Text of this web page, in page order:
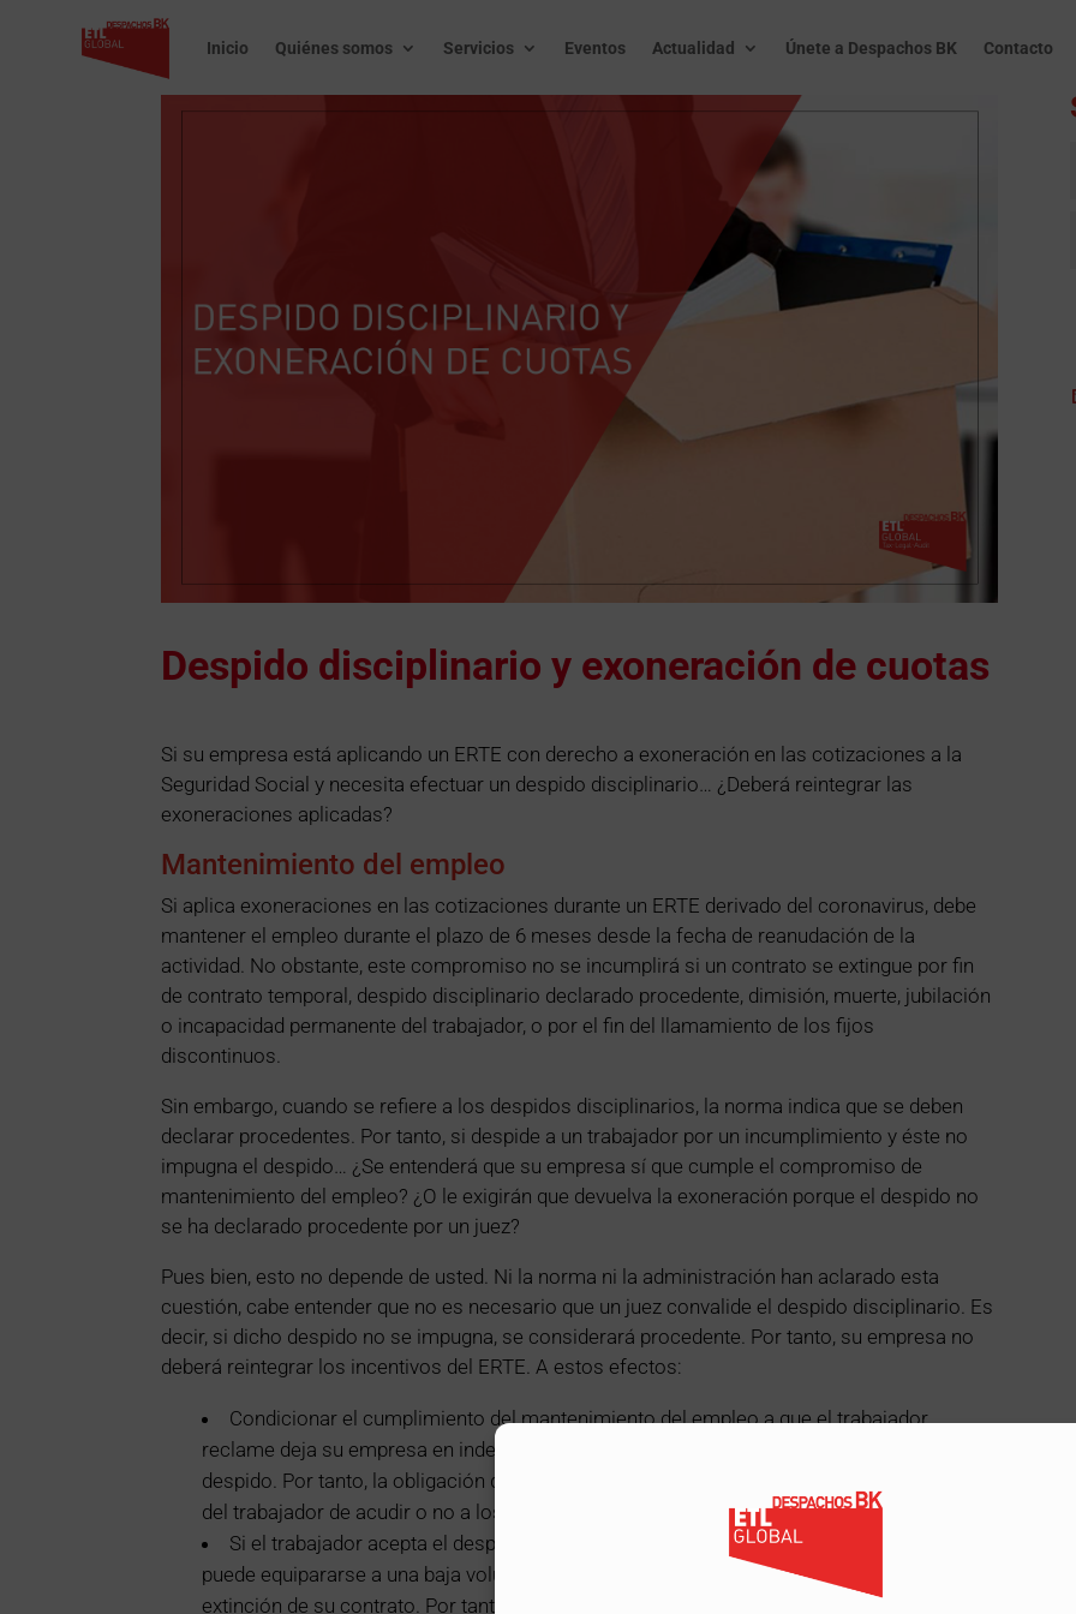
Inicio Quiénes somos Servicios Eventos Actualidad Únete a Despachos BK Contacto
Despido disciplinario y exoneración de cuotas
Si su empresa está aplicando un ERTE con derecho a exoneración en las cotizaciones a la
Seguridad Social y necesita efectuar un despido disciplinario… ¿Deberá reintegrar las
exoneraciones aplicadas?
Mantenimiento del empleo
Si aplica exoneraciones en las cotizaciones durante un ERTE derivado del coronavirus, debe
mantener el empleo durante el plazo de 6 meses desde la fecha de reanudación de la
actividad. No obstante, este compromiso no se incumplirá si un contrato se extingue por fin
de contrato temporal, despido disciplinario declarado procedente, dimisión, muerte, jubilación
o incapacidad permanente del trabajador, o por el fin del llamamiento de los fijos
discontinuos.
Sin embargo, cuando se refiere a los despidos disciplinarios, la norma indica que se deben
declarar procedentes. Por tanto, si despide a un trabajador por un incumplimiento y éste no
impugna el despido… ¿Se entenderá que su empresa sí que cumple el compromiso de
mantenimiento del empleo? ¿O le exigirán que devuelva la exoneración porque el despido no
se ha declarado procedente por un juez?
Pues bien, esto no depende de usted. Ni la norma ni la administración han aclarado esta
cuestión, cabe entender que no es necesario que un juez convalide el despido disciplinario. Es
decir, si dicho despido no se impugna, se considerará procedente. Por tanto, su empresa no
deberá reintegrar los incentivos del ERTE. A estos efectos:
Condicionar el cumplimiento del mantenimiento del empleo a que el trabajador
reclame deja su empresa en indefensión. Un trabajador es libre de impugnar o no un
despido. Por tanto, la obligación de devolver el incentivo no puede ir ligada a la voluntad
del trabajador de acudir o no a los tribunales.
Si el trabajador acepta el despido disciplinario (de modo que no lo impugna), su actitud
puede equipararse a una baja voluntaria, ya que da a entender que está conforme con la
extinción de su contrato. Por tanto, como una baja voluntaria no conlleva la devolución